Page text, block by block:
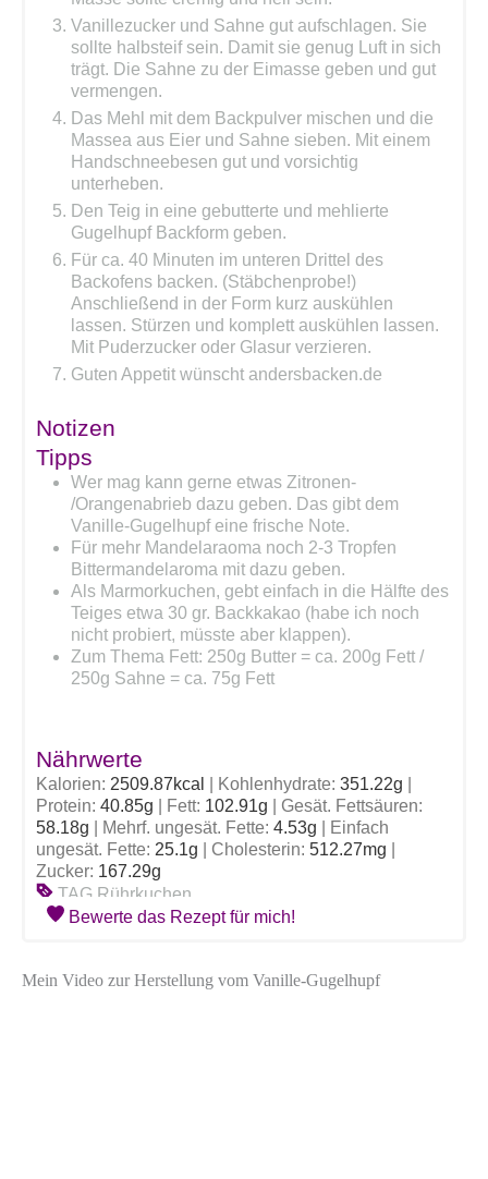
Vanillezucker und Sahne gut aufschlagen. Sie
sollte halbsteif sein. Damit sie genug Luft in sich
trägt. Die Sahne zu der Eimasse geben und gut
vermengen.
Das Mehl mit dem Backpulver mischen und die
Massea aus Eier und Sahne sieben. Mit einem
Handschneebesen gut und vorsichtig
unterheben.
Den Teig in eine gebutterte und mehlierte
Gugelhupf Backform geben.
Für ca. 40 Minuten im unteren Drittel des
Backofens backen. (Stäbchenprobe!)
Anschließend in der Form kurz auskühlen
lassen. Stürzen und komplett auskühlen lassen.
Mit Puderzucker oder Glasur verzieren.
Guten Appetit wünscht andersbacken.de
Notizen
Tipps
Wer mag kann gerne etwas Zitronen-
/Orangenabrieb dazu geben. Das gibt dem
Vanille-Gugelhupf eine frische Note.
Für mehr Mandelaraoma noch 2-3 Tropfen
Bittermandelaroma mit dazu geben.
Als Marmorkuchen, gebt einfach in die Hälfte des
Teiges etwa 30 gr. Backkakao (habe ich noch
nicht probiert, müsste aber klappen).
Zum Thema Fett: 250g Butter = ca. 200g Fett /
250g Sahne = ca. 75g Fett
Nährwerte
Kalorien: 2509.87kcal Kohlenhydrate: 351.22g
Protein: 40.85g Fett: 102.91g
Gesät. Fettsäuren:
58.18g Mehrf. ungesät. Fette: 4.53g
Einfach
ungesät. Fette: 25.1g Cholesterin: 512.27mg
Zucker: 167.29g
TAG Rührkuchen
Bewerte das Rezept für mich!
Mein Video zur Herstellung vom Vanille-Gugelhupf